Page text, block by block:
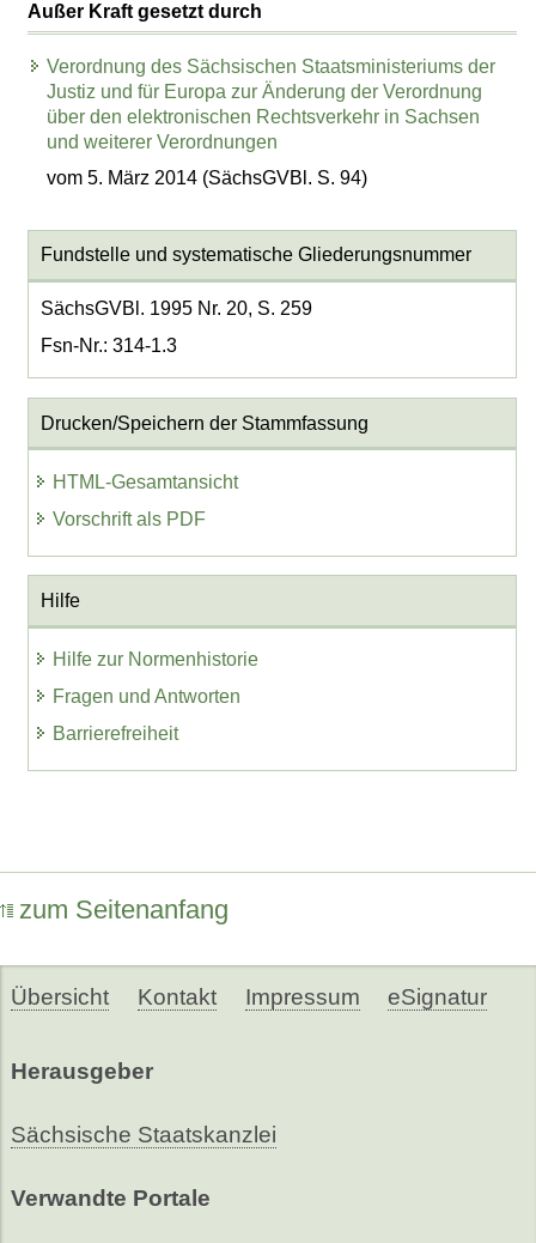
Außer Kraft gesetzt durch
Verordnung des Sächsischen Staatsministeriums der
Justiz und für Europa zur Änderung der Verordnung
über den elektronischen Rechtsverkehr in Sachsen
und weiterer Verordnungen
vom 5. März 2014 (SächsGVBl. S. 94)
Fundstelle und systematische Gliederungsnummer
SächsGVBl. 1995 Nr. 20, S. 259
Fsn-Nr.: 314-1.3
Drucken/Speichern der Stammfassung
HTML-Gesamtansicht
Vorschrift als PDF
Hilfe
Hilfe zur Normenhistorie
Fragen und Antworten
Barrierefreiheit
zum Seitenanfang
Übersicht Kontakt Impressum eSignatur
Herausgeber
Sächsische Staatskanzlei
Verwandte Portale